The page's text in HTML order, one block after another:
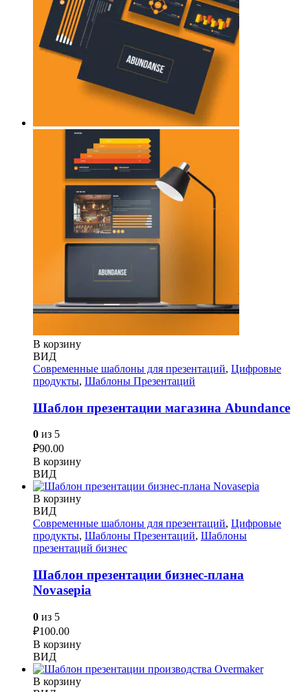
В корзину
ВИД
Современные шаблоны для презентаций, Цифровые
продукты, Шаблоны Презентаций
Шаблон презентации магазина Abundance
0 из 5
₽90.00
В корзину
ВИД
В корзину
ВИД
Современные шаблоны для презентаций, Цифровые
продукты, Шаблоны Презентаций, Шаблоны
презентаций бизнес
Шаблон презентации бизнес-плана
Novasepia
0 из 5
₽100.00
В корзину
ВИД
В корзину